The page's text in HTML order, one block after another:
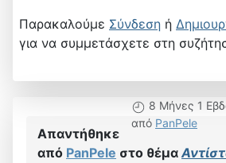
Παρακαλούμε Σύνδεση ή
για να συμμετάσχετε στη
8 Μήνες 1
από PanPele
Απαντήθηκε
από PanPele στο θέμα